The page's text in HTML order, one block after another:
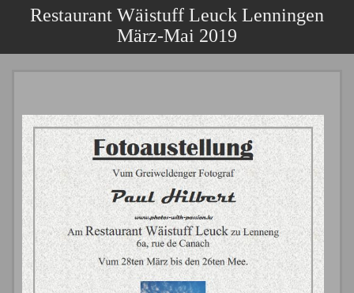
Restaurant Wäistuff Leuck Lenningen
März-Mai 2019